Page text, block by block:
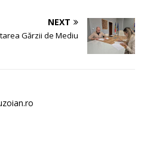
NEXT
Gărzii de Mediu